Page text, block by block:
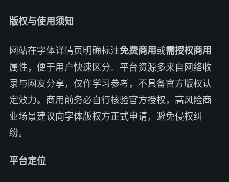
版权与使用须知
网站在字体详情页明确标注免费商用或需授权商用
属性，便于用户快速区分。平台资源多来自网络收
录与网友分享，仅作学习参考，不具备官方版权认
定效力。商用前务必自行核验官方授权，高风险商
业场景建议向字体版权方正式申请，避免侵权纠
纷。
平台定位